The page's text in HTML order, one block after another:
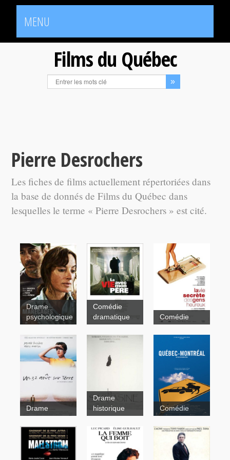
MENU
Films du Québec
Pierre Desrochers
Les fiches de films actuellement répertoriées dans
la base de donnés de Films du Québec dans
lesquelles le terme « Pierre Desrochers » est cité.
Marécages
Drame
psychologique
La vie avec
Comment
ma mère
accoucha
Comédie
dramatique
La vie
gens
heureux
Comédie
Drame La sarrasine
Drame
historique
Comédie